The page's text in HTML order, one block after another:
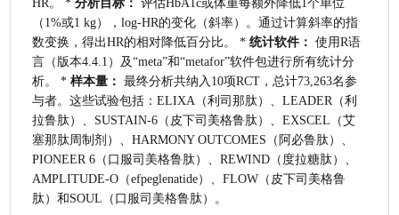
HR。 * 分析目标： 评估HbA1c或体重每额外降低1个单位
（1%或1 kg），log-HR的变化（斜率）。通过计算斜率的指
数变换，得出HR的相对降低百分比。 * 统计软件： 使用R语
言（版本4.4.1）及“meta”和“metafor”软件包进行所有统计分
析。 * 样本量： 最终分析共纳入10项RCT，总计73,263名参
与者。这些试验包括：ELIXA（利司那肽）、LEADER（利
拉鲁肽）、SUSTAIN-6（皮下司美格鲁肽）、EXSCEL（艾
塞那肽周制剂）、HARMONY OUTCOMES（阿必鲁肽）、
PIONEER 6（口服司美格鲁肽）、REWIND（度拉糖肽）、
AMPLITUDE-O（efpeglenatide）、FLOW（皮下司美格鲁
肽）和SOUL（口服司美格鲁肽）。